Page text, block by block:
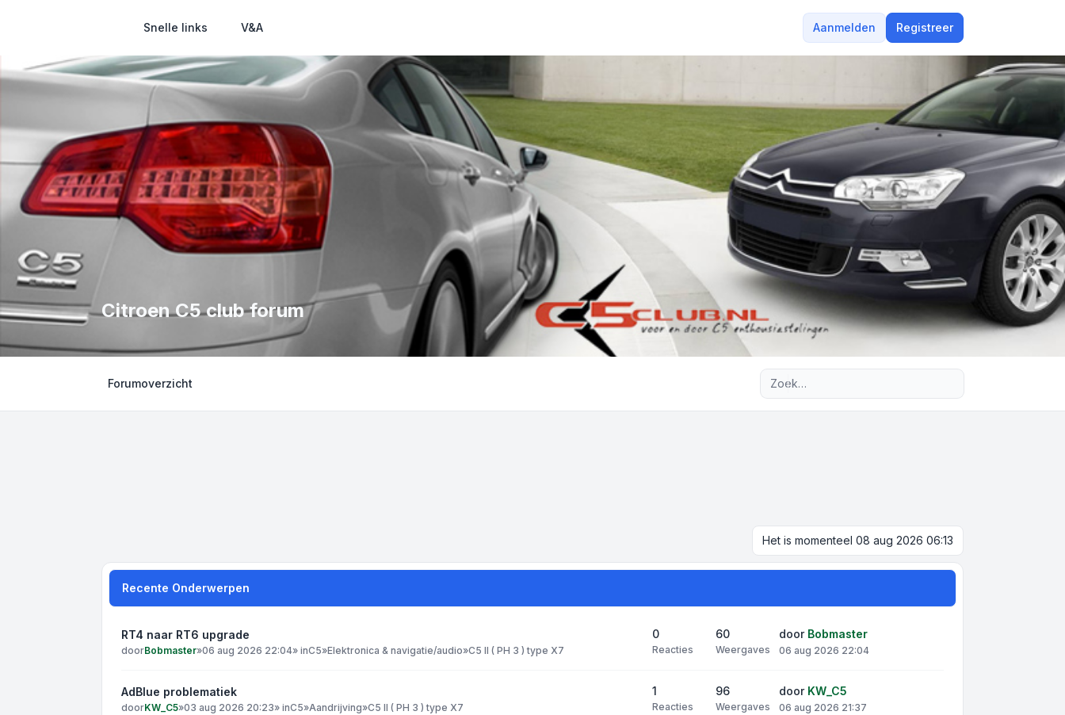
Snelle links V&A Aanmelden Registreer
Citroen C5 club forum
Forumoverzicht
Het is momenteel 08 aug 2026 06:13
Recente Onderwerpen
RT4 naar RT6 upgrade
doorBobmaster»06 aug 2026 22:04» inC5»Elektronica & navigatie/audio»C5 II ( PH 3 ) type X7
0
Reacties
60
Weergaves
door Bobmaster
06 aug 2026 22:04
AdBlue problematiek
doorKW_C5»03 aug 2026 20:23» inC5»Aandrijving»C5 II ( PH 3 ) type X7
1
Reacties
96
Weergaves
door KW_C5
06 aug 2026 21:37